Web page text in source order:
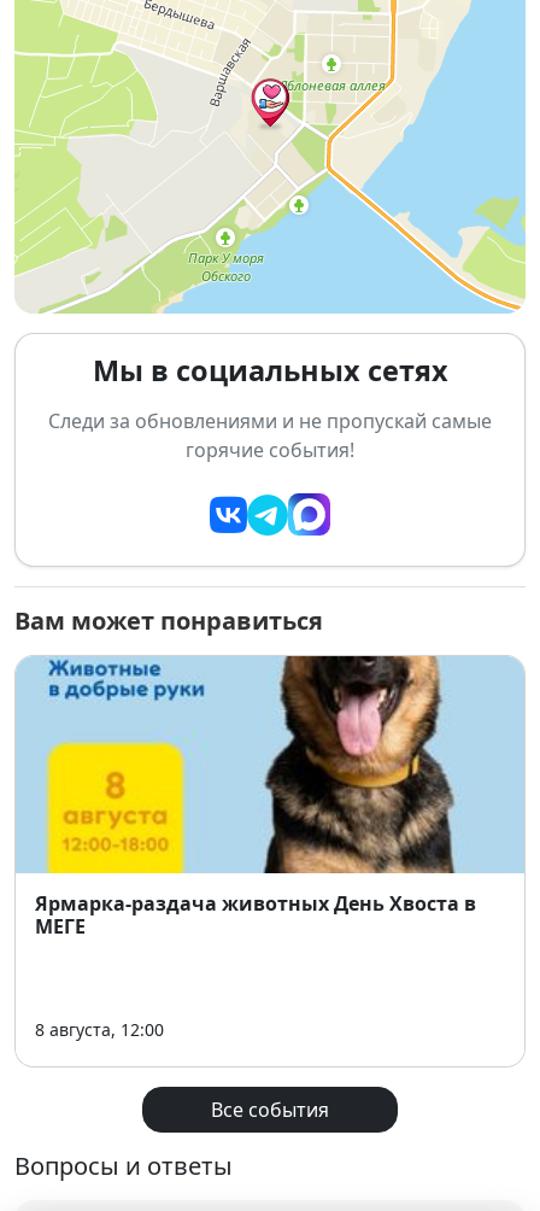
Молодёжный центр«Левобережье»приглашает
всех неравнодушных принять участие в акции.
📅
Сбор подарков:
1–24 декабря
📍Адреса для передачи подарков:
ул. Ветлужская, 28а
ул. Энгельса, 17
ул. Варшавская, 12
💌 Подарите тепло своего сердца и сделайте чью-то
зиму ярче!
Справки: 8 (383) 334-64-42
Мы в социальных сетях
Следи за обновлениями и не пропускай самые
горячие события!
Вам может понравиться
Ярмарка-раздача животных День Хвоста в
МЕГЕ
8 августа, 12:00
Все события
Вопросы и ответы